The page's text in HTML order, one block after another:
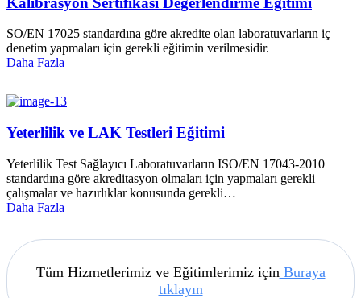
SO/EN 17025 standardına göre akredite olan laboratuvarların iç
denetim yapmaları için gerekli eğitimin verilmesidir.
Daha Fazla
Yeterlilik ve LAK Testleri Eğitimi
Yeterlilik Test Sağlayıcı Laboratuvarların ISO/EN 17043-2010
standardına göre akreditasyon olmaları için yapmaları gerekli
çalışmalar ve hazırlıklar konusunda gerekli…
Daha Fazla
Tüm Hizmetlerimiz ve Eğitimlerimiz için Buraya
tıklayın